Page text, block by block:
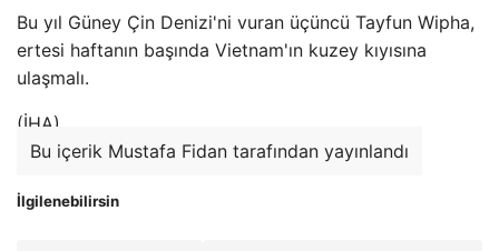
Bu yıl Güney Çin Denizi'ni vuran üçüncü Tayfun Wipha,
ertesi haftanın başında Vietnam'ın kuzey kıyısına
ulaşmalı.
(İHA)
Bu içerik Mustafa Fidan tarafından yayınlandı
İlgilenebilirsin